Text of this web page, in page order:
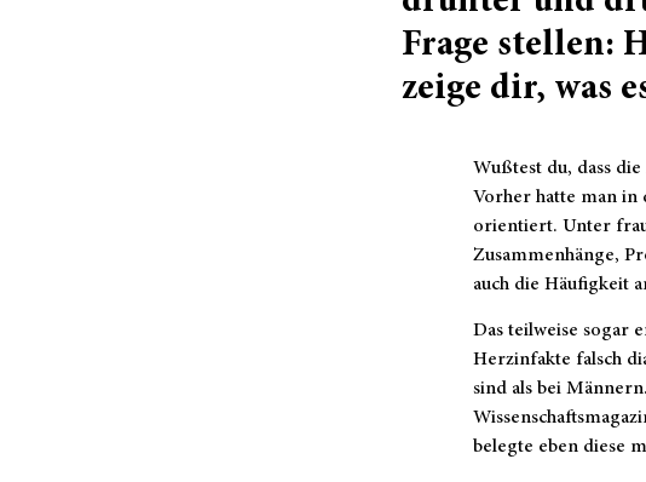
Frage stellen:
zeige dir, was
Wußtest du, dass
Vorher hatte man in
orientiert. Unter
Zusammenhänge,
auch die Häufigkeit
Das teilweise sogar
Herzinfakte falsch
sind als bei
belegte eben diese